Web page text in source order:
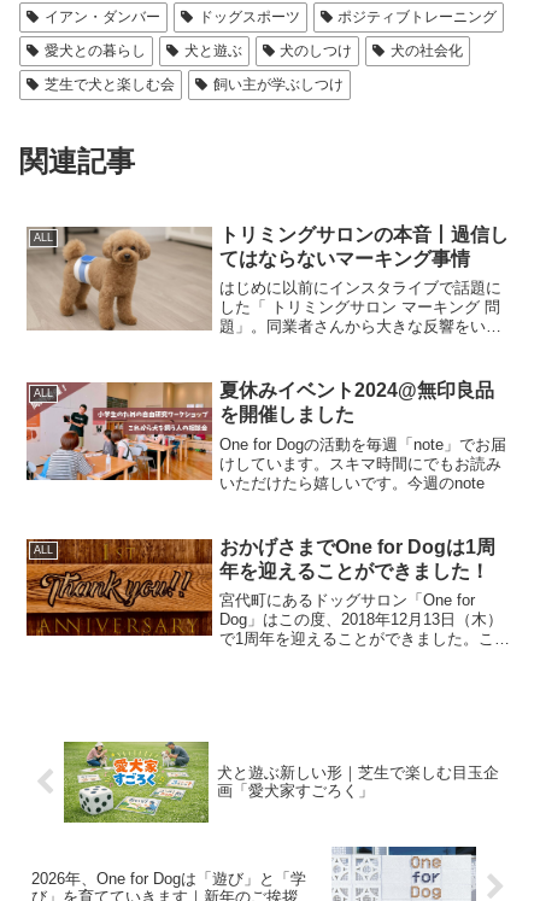
b
o
o
イアン・ダンバー
ドッグスポーツ
ポジティブトレーニング
愛犬との暮らし
犬と遊ぶ 犬のしつけ
犬の社会化
芝生で犬と楽しむ会
飼い主が学ぶしつけ
関連記事
ALL
トリミングサロンの本音丨過信し
てはならないマーキング事情
はじめに以前にインスタライブで話題に
した「 トリミングサロン マーキング 問
題」。同業者さんから大きな反響をいた
いる僕だからこそ、サロンの“本音”を代弁
したいと思い...
ALL
夏休みイベント2024@無印良品
を開催しました
One for Dogの活動を毎週「note」でお届
けしています。スキマ時間にでもお読み
いただけたら嬉しいです。今週のnote
ALL
おかげさまでOne for Dogは1周
年を迎えることができました！
宮代町にあるドッグサロン「One for
Dog」はこの度、2018年12月13日（木）
で1周年を迎えることができました。これ
犬と遊ぶ新しい形｜芝生で楽しむ目玉企
画「愛犬家すごろく」
2026年、One for Dogは「遊び」と「学
び」を育てていきます｜新年のご挨拶